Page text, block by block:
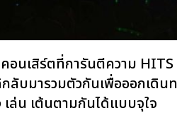
อนเสิร์ตที่การันตีความ
กลับมารวมตัวกันเพื่อออกเดิ
ล่น เต้นตามกันได้แบบจุใจ